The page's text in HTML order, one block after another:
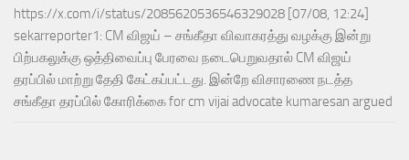
https://x.com/i/status/2085620536546329028 [07/08, 12:24]
sekarreporter1: CM விஜய் – சங்கீதா விவாகரத்து வழக்கு இன்று
பிற்பகலுக்கு ஒத்திவைப்பு பேரவை நடைபெறுவதால் CM விஜய்
தரப்பில் மாற்று தேதி கேட்கப்பட்டது. இன்றே விசாரணை நடத்த
சங்கீதா தரப்பில் கோரிக்கை for cm vijai advocate kumaresan argued